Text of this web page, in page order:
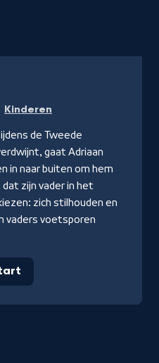
Kinderen
de Tweede
gaat Adriaan
in naar buiten om hem
zijn vader in het
zich stilhouden en
vaders voetsporen